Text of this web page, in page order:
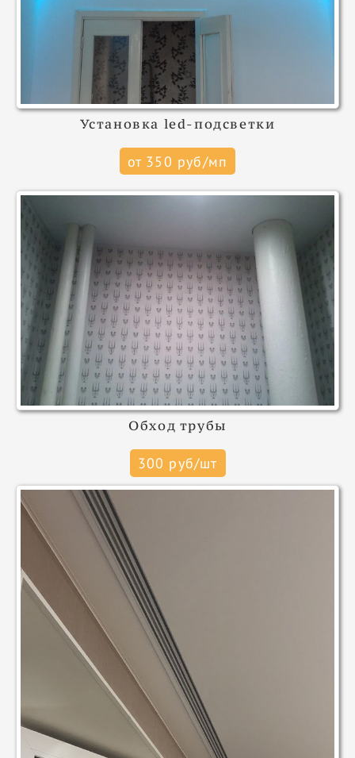
Установка led-подсветки
от 350 руб/мп
Обход трубы
300 руб/шт